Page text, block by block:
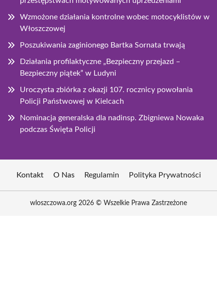
Wzmożone działania kontrolne wobec motocyklistów w
Włoszczowej
Poszukiwania zaginionego Bartka Sornata trwają
Działania profilaktyczne „Bezpieczny przejazd –
Bezpieczny piątek” w Ludyni
Uroczysta zbiórka z okazji 107. rocznicy powołania
Policji Państwowej w Kielcach
Nominacja generalska dla nadinsp. Zbigniewa Nowaka
podczas Święta Policji
Kontakt O Nas Regulamin Polityka Prywatności
wloszczowa.org 2026 © Wszelkie Prawa Zastrzeżone